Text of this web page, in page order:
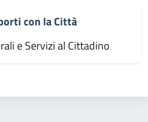
con la Città
e Servizi al Cittadino